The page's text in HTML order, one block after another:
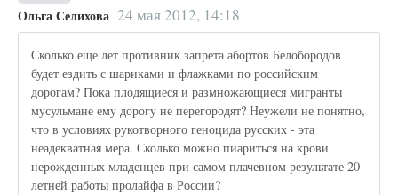
Ольга Селихова 24 мая 2012, 14:18
Сколько еще лет противник запрета абортов Белобородов
будет ездить с шариками и флажками по российским
дорогам? Пока плодящиеся и размножающиеся мигранты
мусульмане ему дорогу не перегородят? Неужели не понятно,
что в условиях рукотворного геноцида русских - эта
неадекватная мера. Сколько можно пиариться на крови
нерожденных младенцев при самом плачевном результате 20
летней работы пролайфа в России?